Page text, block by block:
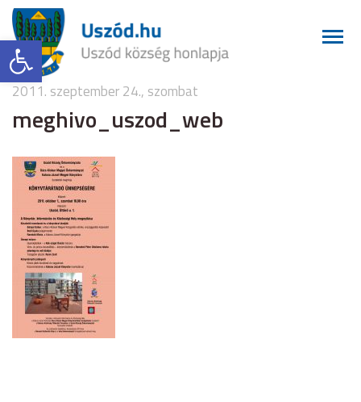
Eszköztár megnyitása
2011. szeptember 24., szombat
meghivo_uszod_web